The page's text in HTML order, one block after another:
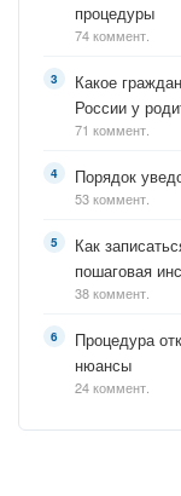
процедуры
74 коммент.
Какое
России у
71 коммент.
Порядок
53 коммент.
Как
пошаговая
38 коммент.
Процедура
нюансы
24 коммент.